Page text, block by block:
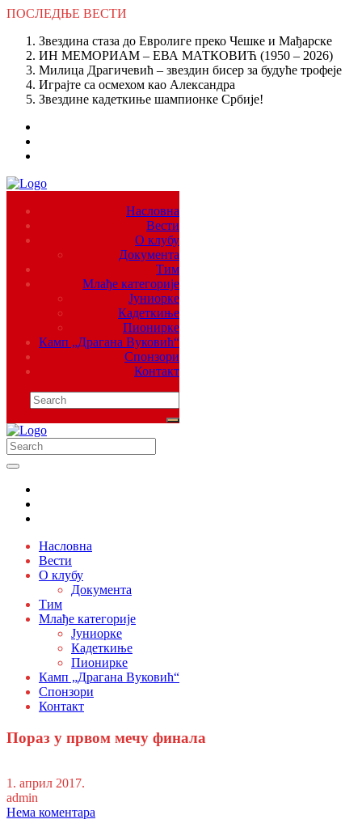
ПОСЛЕДЊЕ ВЕСТИ
Звездина стаза до Евролиге преко Чешке и Мађарске
ИН МЕМОРИАМ – ЕВА МАТКОВИЋ (1950 – 2026)
Милица Драгичевић – звездин бисер за будуће трофеје
Играјте са осмехом као Александра
Звездине кадеткиње шампионке Србије!
Насловна
Вести
О клубу
Документа
Тим
Млађе категорије
Јуниорке
Кадеткиње
Пионирке
Камп „Драгана Вуковић“
Спонзори
Контакт
Насловна
Вести
О клубу
Документа
Тим
Млађе категорије
Јуниорке
Кадеткиње
Пионирке
Камп „Драгана Вуковић“
Спонзори
Контакт
Пораз у првом мечу финала
1. април 2017.
admin
Нема коментара